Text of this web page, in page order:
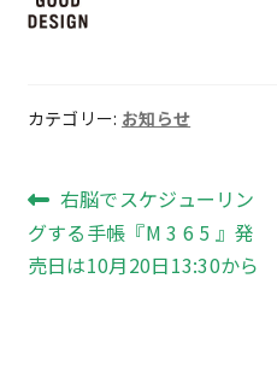
カテゴリー: お知らせ
投
稿
前
の
投
右脳でスケジューリン
グする手帳『M 3 6 5 』発
売日は10月20日13:30から